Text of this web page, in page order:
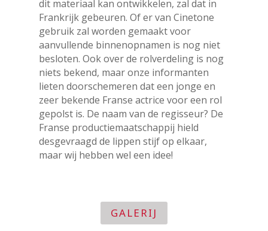
dit materiaal kan ontwikkelen, zal dat in
Frankrijk gebeuren. Of er van Cinetone
gebruik zal worden gemaakt voor
aanvullende binnenopnamen is nog niet
besloten. Ook over de rolverdeling is nog
niets bekend, maar onze informanten
lieten doorschemeren dat een jonge en
zeer bekende Franse actrice voor een rol
gepolst is. De naam van de regisseur? De
Franse productiemaatschappij hield
desgevraagd de lippen stijf op elkaar,
maar wij hebben wel een idee!
GALERIJ